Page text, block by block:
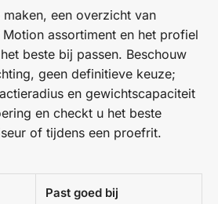
een overzicht van
assortiment en het profiel
beste bij passen. Beschouw
geen definitieve keuze;
en gewichtscapaciteit
en checkt u het beste
of tijdens een proefrit.
Past goed bij